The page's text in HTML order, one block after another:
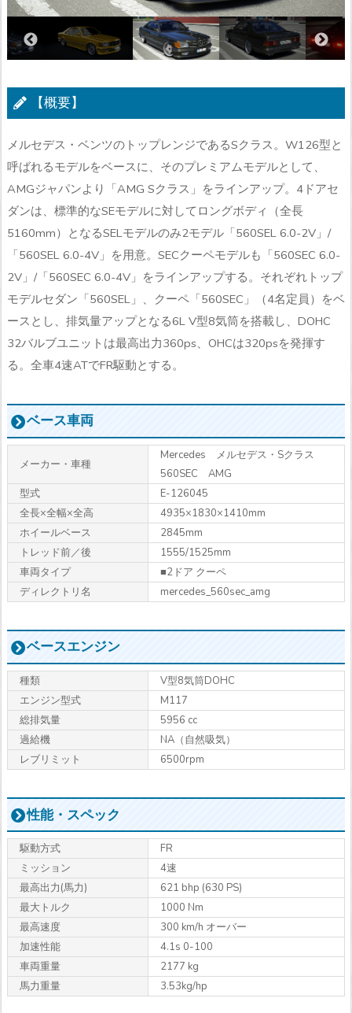
【概要】
メルセデス・ベンツのトップレンジであるSクラス。W126型と
呼ばれるモデルをベースに、そのプレミアムモデルとして、
AMGジャパンより「AMG Sクラス」をラインアップ。4ドアセ
ダンは、標準的なSEモデルに対してロングボディ（全長
5160mm）となるSELモデルのみ2モデル「560SEL 6.0-2V」/
「560SEL 6.0-4V」を用意。SECクーペモデルも「560SEC 6.0-
2V」/「560SEC 6.0-4V」をラインアップする。それぞれトップ
モデルセダン「560SEL」、クーペ「560SEC」（4名定員）をベ
ースとし、排気量アップとなる6L V型8気筒を搭載し、DOHC
32バルブユニットは最高出力360ps、OHCは320psを発揮す
る。全車4速ATでFR駆動とする。
ベース車両
メーカー・車種
Mercedes メルセデス・Sクラス
560SEC AMG
型式
E-126045
全長×全幅×全高
4935×1830×1410mm
ホイールベース
2845mm
トレッド前／後
1555/1525mm
車両タイプ
■2ドア クーペ
ディレクトリ名
mercedes_560sec_amg
ベースエンジン
種類
V型8気筒DOHC
エンジン型式
M117
総排気量
5956 cc
過給機
NA（自然吸気）
レブリミット
6500rpm
性能・スペック
駆動方式
FR
ミッション
4速
最高出力(馬力)
621 bhp (630 PS)
最大トルク
1000 Nm
最高速度
300 km/h オーバー
加速性能
4.1s 0-100
車両重量
2177 kg
馬力重量
3.53kg/hp